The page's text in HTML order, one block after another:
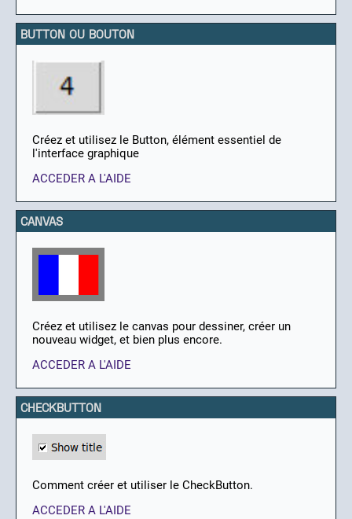
BUTTON OU BOUTON
Créez et utilisez le Button, élément essentiel de
l'interface graphique
ACCEDER A L'AIDE
CANVAS
Créez et utilisez le canvas pour dessiner, créer un
nouveau widget, et bien plus encore.
ACCEDER A L'AIDE
CHECKBUTTON
Comment créer et utiliser le CheckButton.
ACCEDER A L'AIDE